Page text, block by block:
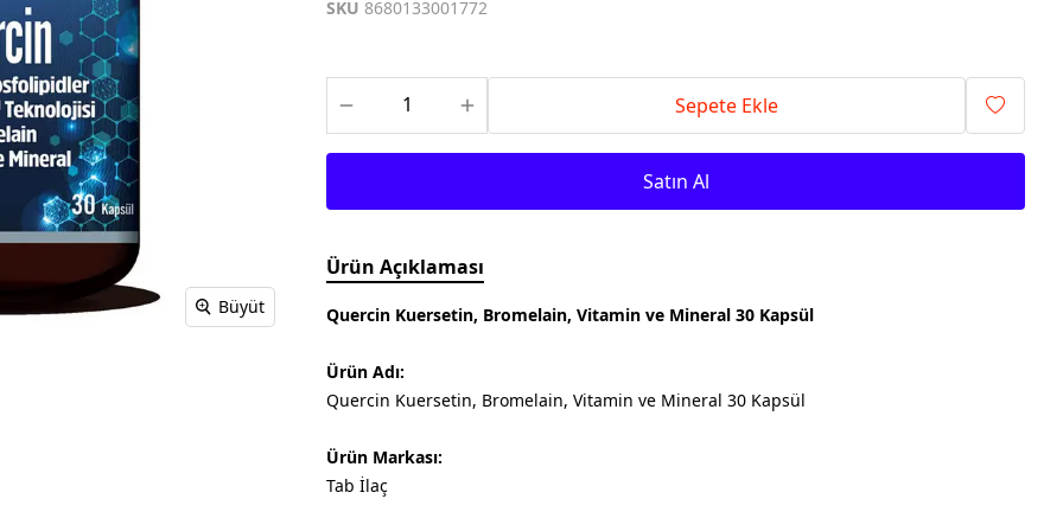
Meditech
Onnowell
Filorga
Juvera
Thea Pharma
Osteo Bi-Flex
Abdi İbrahim
Solgar
Supradyn
Day2Day
Haliborange
Pharmaton
Redoxon
Büyüt
SKU 8680133001772
Sepete Ekle
Satın Al
Ürün Açıklaması
Quercin Kuersetin, Bromelain, Vitamin ve Mineral 30 Kapsül
Ürün Adı:
Quercin Kuersetin, Bromelain, Vitamin ve Mineral 30 Kapsül
Ürün Markası:
Tab İlaç